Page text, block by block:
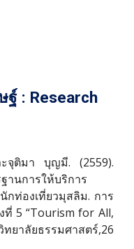
: Research
จุติมา บุญมี. (2559).
านการให้บริการ
กท่องเที่ยวมุสลิม. การ
5 “Tourism for All,
ลัยธรรมศาสตร์,26